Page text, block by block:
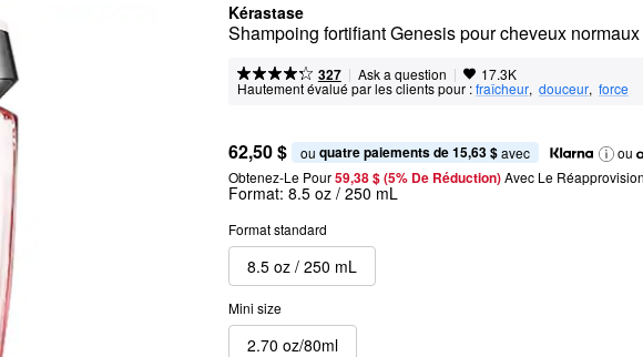
Kérastase
Shampoing fortifiant Genesis pour cheveux
327 | Ask a question | 17.3K
Hautement évalué par les clients pour :fraîcheur, douceur, force
62,50 $ ou quatre paiements de 15,63 $ avec
ou
Obtenez-Le Pour59,38 $ (5% De Réduction) Avec Le
Format: 8.5 oz / 250 mL
Format standard
8.5 oz / 250 mL
Mini size
2.70 oz/80ml